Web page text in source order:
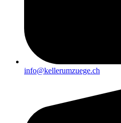
info@kellerumzuege.ch